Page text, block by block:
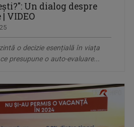
Un dialog despre
VIDEO
o decizie esențială în viața
presupune o auto-evaluare...